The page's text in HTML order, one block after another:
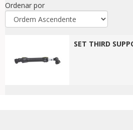
Ordenar por
SET THIRD